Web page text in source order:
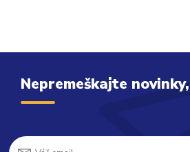
Nepremeškajte